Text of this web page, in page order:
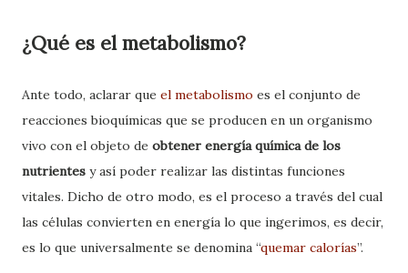
¿Qué es el metabolismo?
Ante todo, aclarar que el metabolismo es el conjunto de
reacciones bioquímicas que se producen en un organismo
vivo con el objeto de obtener energía química de los
nutrientes y así poder realizar las distintas funciones
vitales. Dicho de otro modo, es el proceso a través del cual
las células convierten en energía lo que ingerimos, es decir,
es lo que universalmente se denomina “quemar calorías”.